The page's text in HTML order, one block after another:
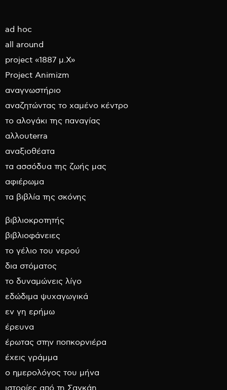
ad hoc
all around
project «1887 μ.Χ»
Project Animizm
αναγνωστήριο
αναζητώντας το χαμένο κέντρο
το αλογάκι της παναγίας
αλλουterra
αναξιοθέατα
τα ασσόδυα της ζωής μας
αφιέρωμα
τα βιβλία της σκόνης
βιβλιοκροτητής
βιβλιοφάνειες
το γέλιο του νερού
δια στόματος
το δυναμώνεις λίγο
εδώδιμα ψυχαγωγικά
εν γη ερήμω
έρευνα
έρωτας στην ποπκορνιέρα
έχεις γράμμα
ο ημερολόγος του μήνα